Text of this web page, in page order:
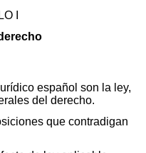
I
español son la ley,
del derecho.
que contradigan